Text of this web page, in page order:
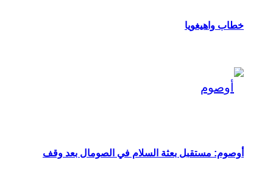
خطاب واهيغويا
أوصوم: مستقبل بعثة السلام في الصومال بعد وقف